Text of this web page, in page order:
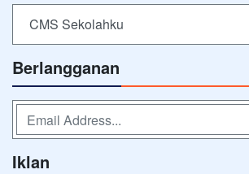
CMS Sekolahku
Berlangganan
Iklan